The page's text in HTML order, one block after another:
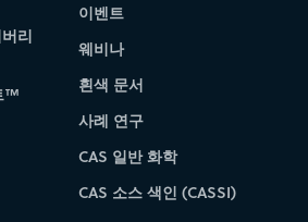
리
™
이벤트
웨비나
흰색 문서
사례 연구
CAS 일반 화학
CAS 소스 색인 (CASSI)